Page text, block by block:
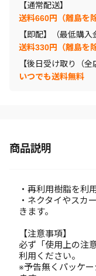
【通常配送】
送料660円（離島を
【即配】（最低購入
送料330円（離島を
【後日受け取り（全
いつでも送料無料
商品説明
・再利用樹脂を利
・ネクタイやスカ
きます。
【注意事項】
必ず「使用上の注
利用ください。
※予告無くパッケ